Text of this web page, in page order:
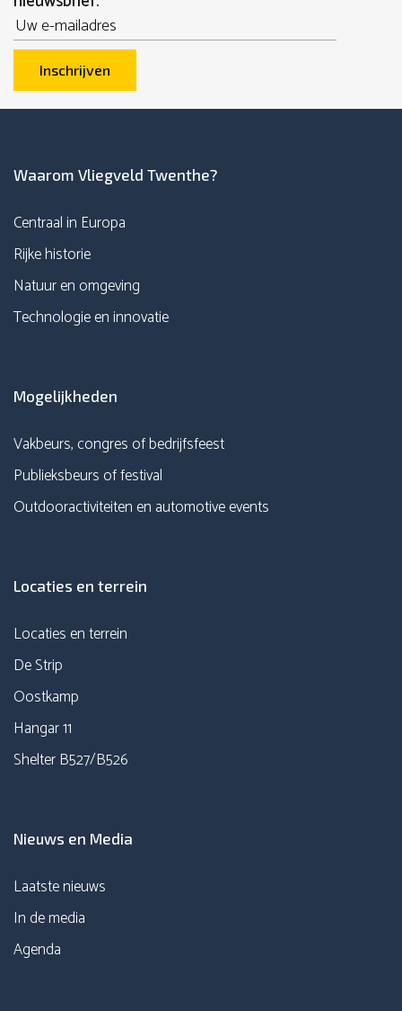
Email
Inschrijven
Waarom Vliegveld Twenthe?
Centraal in Europa
Rijke historie
Natuur en omgeving
Technologie en innovatie
Mogelijkheden
Vakbeurs, congres of bedrijfsfeest
Publieksbeurs of festival
Outdooractiviteiten en automotive events
Locaties en terrein
Locaties en terrein
De Strip
Oostkamp
Hangar 11
Shelter B527/B526
Nieuws en Media
Laatste nieuws
In de media
Agenda